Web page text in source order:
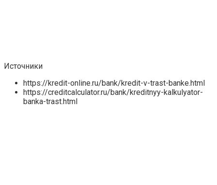
Источники
https://kredit-online.ru/bank/kredit-v-trast-banke.html
https://creditcalculator.ru/bank/kreditnyy-kalkulyator-
banka-trast.html